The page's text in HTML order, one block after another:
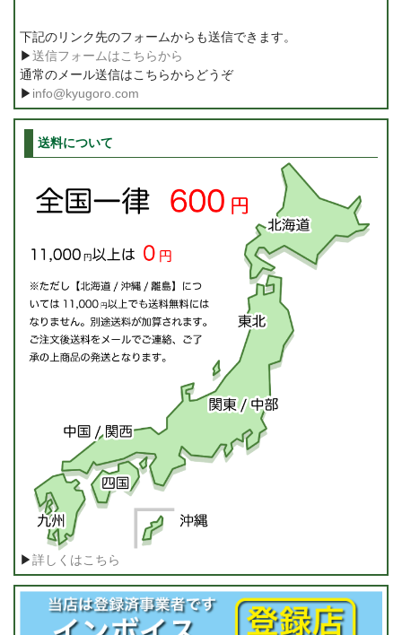
下記のリンク先のフォームからも送信できます。
▶送信フォームはこちらから
通常のメール送信はこちらからどうぞ
▶ info@kyugoro.com
送料について
▶詳しくはこちら